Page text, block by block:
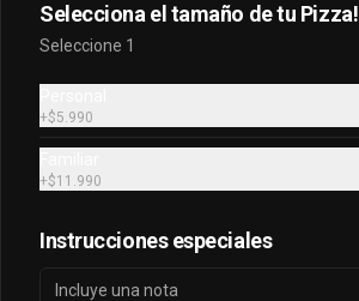
Términos y condiciones
Política de privacidad
Redes sociales
Facebook
Mi cuenta
Selecciona el tamaño de tu Pizza!
Seleccione 1
+$5.990
+$11.990
Instrucciones especiales